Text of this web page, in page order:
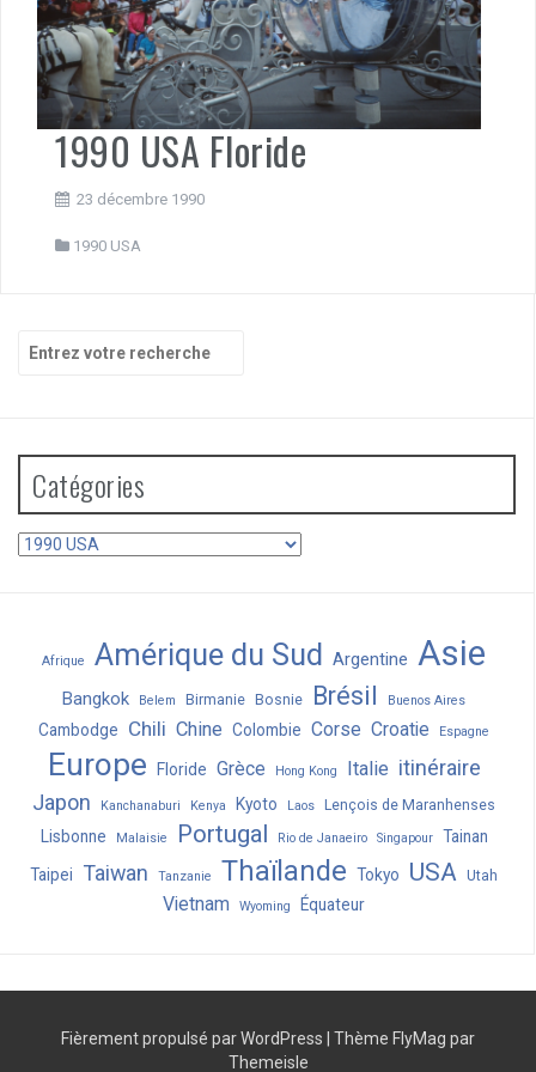
1990 USA Floride
23 décembre 1990
1990 USA
pour
Catégories
Catégories
Afrique Amérique du Sud Argentine Asie
Bangkok Belem Birmanie Bosnie Brésil Buenos Aires
Cambodge Chili Chine Colombie Corse Croatie Espagne
Europe Floride Grèce Hong Kong Italie itinéraire
Japon
Kanchanaburi Kenya Kyoto Laos Lençois de Maranhenses
Lisbonne Malaisie Portugal Rio de Janaeiro Singapour
Tainan
Taipei
Taiwan Tanzanie Thaïlande Tokyo USA Utah
Vietnam Wyoming Équateur
Fièrement propulsé par WordPress Thème FlyMag par
Themeisle